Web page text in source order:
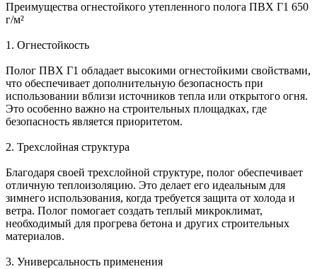
Преимущества огнестойкого утепленного полога ПВХ Г1 650
г/м²
1. Огнестойкость
Полог ПВХ Г1 обладает высокими огнестойкими свойствами,
что обеспечивает дополнительную безопасность при
использовании вблизи источников тепла или открытого огня.
Это особенно важно на строительных площадках, где
безопасность является приоритетом.
2. Трехслойная структура
Благодаря своей трехслойной структуре, полог обеспечивает
отличную теплоизоляцию. Это делает его идеальным для
зимнего использования, когда требуется защита от холода и
ветра. Полог помогает создать теплый микроклимат,
необходимый для прогрева бетона и других строительных
материалов.
3. Универсальность применения